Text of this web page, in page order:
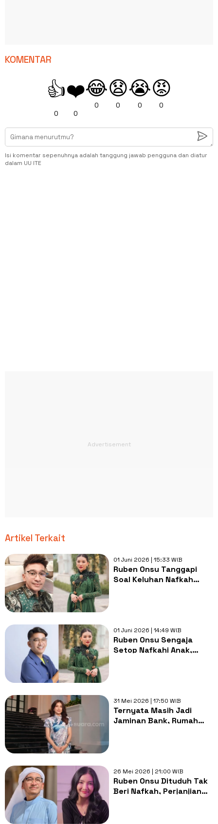
KOMENTAR
👍
0
❤️
0
😂
0
😧
0
😭
0
😡
0
Isi komentar sepenuhnya adalah tanggung jawab pengguna dan diatur
dalam UU ITE
Artikel Terkait
01 Juni 2026 | 15:33 WIB
Ruben Onsu Tanggapi
Soal Keluhan Nafkah
01 Juni 2026 | 14:49 WIB
Ruben Onsu Sengaja
Setop Nafkahi Anak,
31 Mei 2026 | 17:50 WIB
Ternyata Masih Jadi
Jaminan Bank, Rumah
26 Mei 2026 | 21:00 WIB
Ruben Onsu Dituduh Tak
Beri Nafkah, Perjanjian